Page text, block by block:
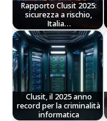
Rapporto Clusit 2025:
sicurezza a rischio,
Italia…
Clusit, il 2025 anno
record per la criminalità
informatica